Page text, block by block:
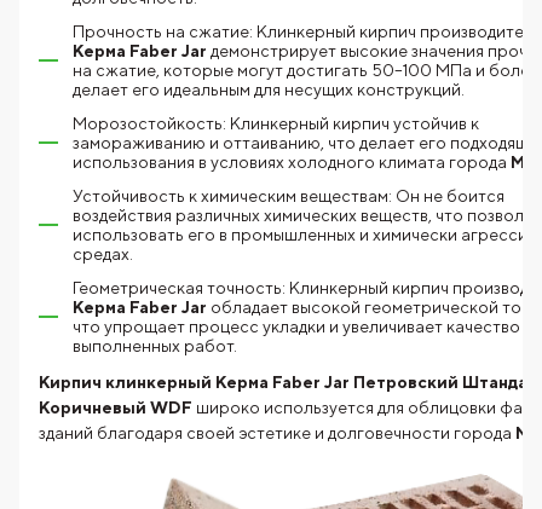
Прочность на сжатие: Клинкерный кирпич производителя
Керма Faber Jar демонстрирует высокие значения
на сжатие, которые могут достигать 50–100 МПа и
делает его идеальным для несущих конструкций.
Морозостойкость: Клинкерный кирпич устойчив к
замораживанию и оттаиванию, что делает его
использования в условиях холодного климата города
Устойчивость к химическим веществам: Он не боится
воздействия различных химических веществ, что
использовать его в промышленных и химически
средах.
Геометрическая точность: Клинкерный кирпич
Керма Faber Jar обладает высокой геометрической
что упрощает процесс укладки и увеличивает качество
выполненных работ.
Кирпич клинкерный Керма Faber Jar Петровский
Коричневый WDF широко используется для облицовки
зданий благодаря своей эстетике и долговечности города